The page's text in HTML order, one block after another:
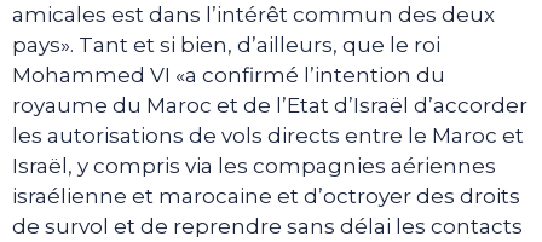
amicales est dans l’intérêt commun des deux
pays». Tant et si bien, d’ailleurs, que le roi
Mohammed VI «a confirmé l’intention du
royaume du Maroc et de l’Etat d’Israël d’accorder
les autorisations de vols directs entre le Maroc et
Israël, y compris via les compagnies aériennes
israélienne et marocaine et d’octroyer des droits
de survol et de reprendre sans délai les contacts